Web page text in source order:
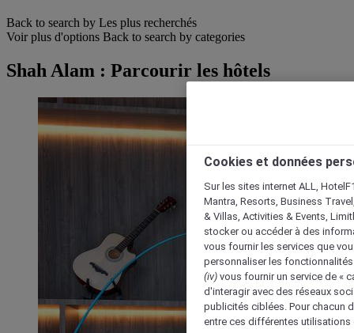
Back to search by Les plus recherchés
Voir plus d'options Back to search by categories
Shah Alam : Parcourir les hôtels
Cookies et données
Sur les sites internet ALL,
Mantra, Resorts, Business
& Villas, Activities & Events,
stocker ou accéder à des
vous fournir les services que
personnaliser les
(iv) vous fournir un service de «
d'interagir avec des réseaux
publicités ciblées. Pour chacun
entre ces différentes utilisations